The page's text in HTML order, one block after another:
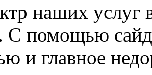
наших услуг
С помощью
и главное